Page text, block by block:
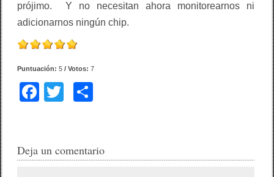
prójimo. Y no necesitan ahora monitorearnos ni
adicionarnos ningún chip.
Puntuación:5 / Votos:7
F
e
er p
Deja un comentario